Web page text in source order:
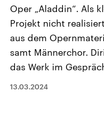
Landtagswahl Sachsen-
Alle Informationen
Sachsen-Anhalt wählt am 6.
September 2026 einen
Landtag. Seit 2021 wird das
Bundesland von einer
CDU, SPD und FDP regiert.-
Umfragen, Prognosen,
und Hintergründe zu den
Sendungen
Oper „Aladdin“. Als
Projekt nicht
aus dem
samt Männerchor.
das Werk im
13.03.2024